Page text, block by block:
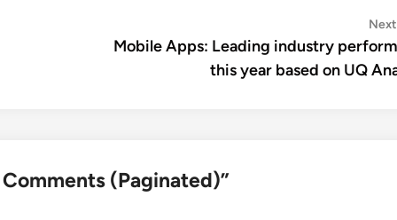
Mobile Apps: Leading industry
this year based on UQ
(Paginated)”